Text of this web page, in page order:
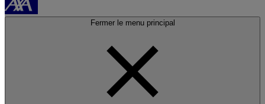
Fermer le menu principal